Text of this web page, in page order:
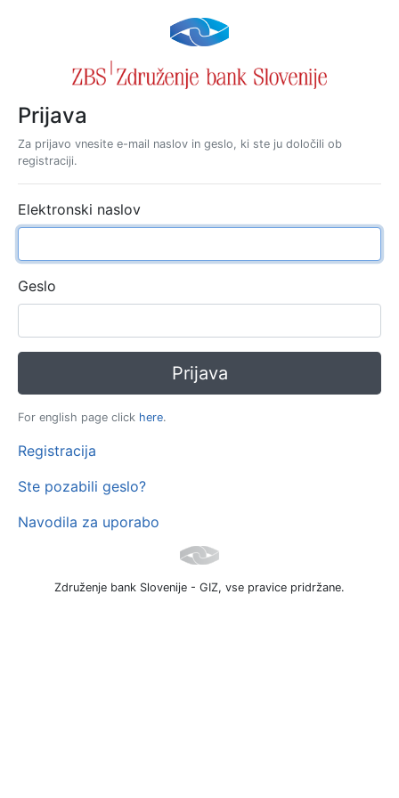
Prijava
Za prijavo vnesite e-mail naslov in geslo, ki ste ju določili ob
registraciji.
Elektronski naslov
Geslo
For english page click here.
Registracija
Ste pozabili geslo?
Navodila za uporabo
Združenje bank Slovenije - GIZ, vse pravice pridržane.